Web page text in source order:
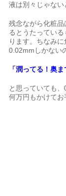
液は別々じゃない
残念ながら化粧
るとうたってい
ります。ちなみ
0.02mmしかない
「潤ってる！奥ま
と思っていても
何万円もかけてお